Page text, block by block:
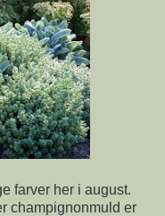
farver her i august.
champignonmuld er